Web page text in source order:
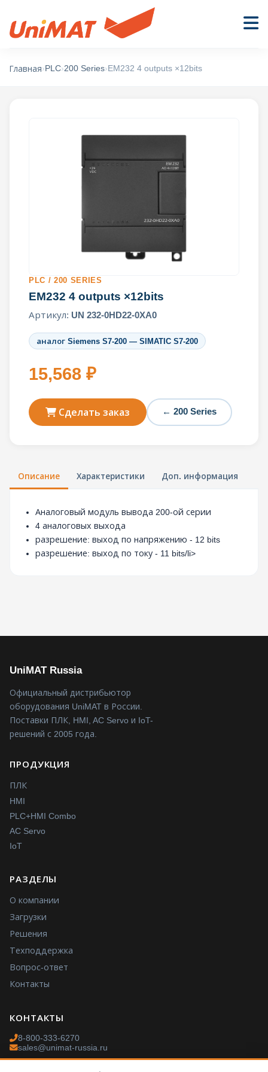
Главная› PLC›200 Series› EM232 4 outputs ×12bits
PLC / 200 SERIES
EM232 4 outputs ×12bits
Артикул: UN 232-0HD22-0XA0
аналог Siemens S7-200 — SIMATIC S7-200
15,568 ₽
Сделать заказ ← 200 Series
Описание Характеристики Доп. информация
Аналоговый модуль вывода 200-ой серии
4 аналоговых выхода
разрешение: выход по напряжению - 12 bits
разрешение: выход по току - 11 bits/li>
UniMAT Russia
Официальный дистрибьютор
оборудования UniMAT в России.
Поставки ПЛК, HMI, AC Servo и IoT-
решений с 2005 года.
ПРОДУКЦИЯ
ПЛК
HMI
PLC+HMI Combo
AC Servo
IoT
РАЗДЕЛЫ
О компании
Загрузки
Решения
Техподдержка
Вопрос-ответ
Контакты
КОНТАКТЫ
8-800-333-6270
sales@unimat-russia.ru